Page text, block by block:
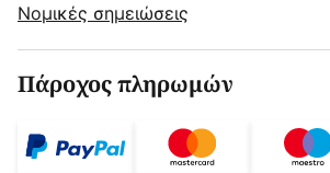
Νομικές σημειώσεις
Πάροχος πληρωμών